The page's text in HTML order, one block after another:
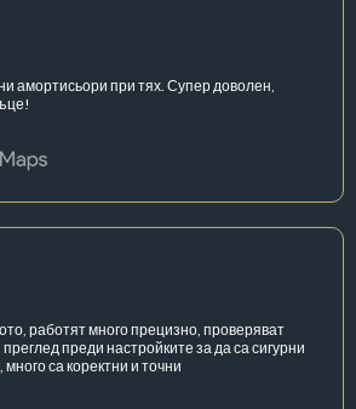
амортисьори при тях. Супер доволен,
работят много прецизно, проверяват
преди настройките за да са сигурни
са коректни и точни